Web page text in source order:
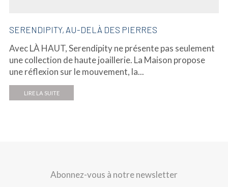
SERENDIPITY, AU-DELÀ DES PIERRES
Avec LÀ HAUT, Serendipity ne présente pas seulement
une collection de haute joaillerie. La Maison propose
une réflexion sur le mouvement, la...
LIRE LA SUITE
Abonnez-vous à notre newsletter